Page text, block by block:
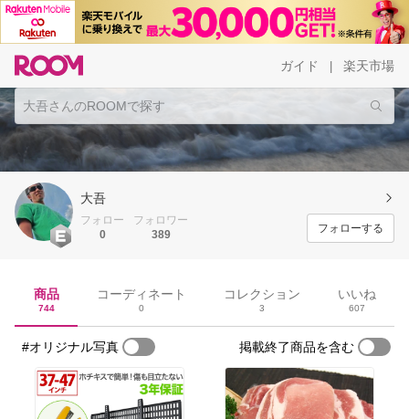
ガイド 楽天市場
大吾
フォロー
0
フォロワー
389
フォローする
商品
744
コーディネート
0
コレクション
3
いいね
607
#オリジナル写真 掲載終了商品を含む